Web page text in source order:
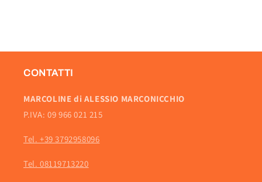
CONTATTI
MARCOLINE di ALESSIO MARCONICCHIO
P.IVA: 09 966 021 215
Tel. +39 3792958096
Tel. 08119713220